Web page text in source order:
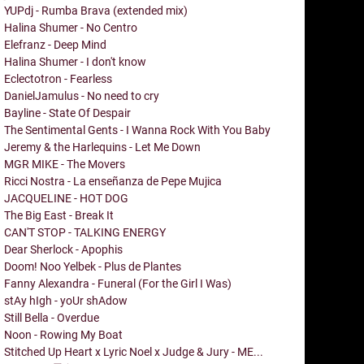
YUPdj - Rumba Brava (extended mix)
Halina Shumer - No Centro
Elefranz - Deep Mind
Halina Shumer - I don't know
Eclectotron - Fearless
DanielJamulus - No need to cry
Bayline - State Of Despair
The Sentimental Gents - I Wanna Rock With You Baby
Jeremy & the Harlequins - Let Me Down
MGR MIKE - The Movers
Ricci Nostra - La enseñanza de Pepe Mujica
JACQUELINE - HOT DOG
The Big East - Break It
CAN'T STOP - TALKING ENERGY
Dear Sherlock - Apophis
Doom! Noo Yelbek - Plus de Plantes
Fanny Alexandra - Funeral (For the Girl I Was)
stAy hIgh - yoUr shAdow
Still Bella - Overdue
Noon - Rowing My Boat
Stitched Up Heart x Lyric Noel x Judge & Jury - ME...